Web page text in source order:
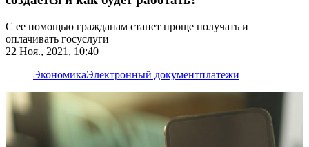
С ее помощью гражданам станет проще получать и
оплачивать госуслуги
22 Ноя., 2021, 10:40
ЭкономикаЭлектронный документплатежи